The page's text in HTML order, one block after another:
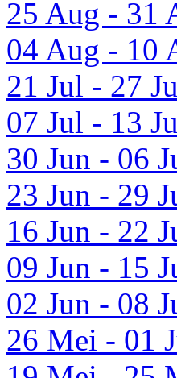
25 Aug - 31
04 Aug - 10
21 Jul - 27
07 Jul - 13
30 Jun - 06
23 Jun - 29
16 Jun - 22
09 Jun - 15
02 Jun - 08
26 Mei - 01